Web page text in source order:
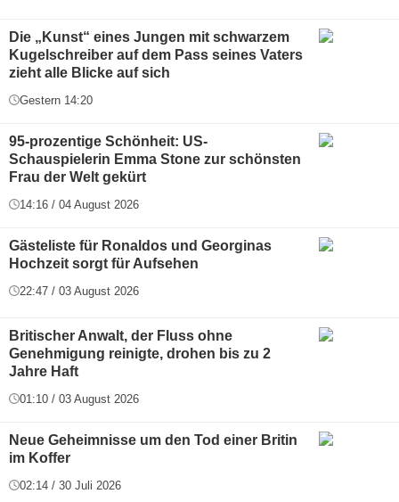
Die „Kunst“ eines Jungen mit schwarzem
Kugelschreiber auf dem Pass seines Vaters
zieht alle Blicke auf sich
Gestern 14:20
95-prozentige Schönheit: US-
Schauspielerin Emma Stone zur schönsten
Frau der Welt gekürt
14:16 / 04 August 2026
Gästeliste für Ronaldos und Georginas
Hochzeit sorgt für Aufsehen
22:47 / 03 August 2026
Britischer Anwalt, der Fluss ohne
Genehmigung reinigte, drohen bis zu 2
Jahre Haft
01:10 / 03 August 2026
Neue Geheimnisse um den Tod einer Britin
im Koffer
02:14 / 30 Juli 2026